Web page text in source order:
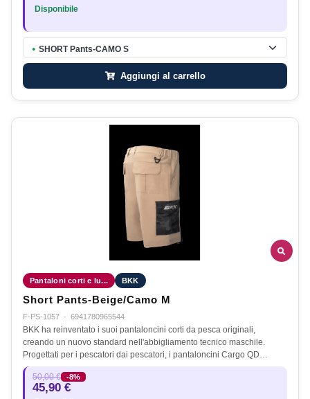
Disponibile
● SHORT Pants-CAMO S
Aggiungi al carrello
Pantaloni corti e lu... BKK
Short Pants-Beige/Camo M
F-PS-1057 · 6941780965544
BKK ha reinventato i suoi pantaloncini corti da pesca originali,
creando un nuovo standard nell'abbigliamento tecnico maschile.
Progettati per i pescatori dai pescatori, i pantaloncini Cargo QD…
50,00 € -8%
45,90 €